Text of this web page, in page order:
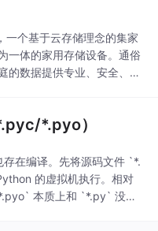
个基于云存储理念的集家
一体的家用存储设备。通俗
的数据提供专业、安全、便
*.pyo）
在编译。先将源码文件 `*.
的虚拟机执行。相对
本质上和 `*.py` 没有